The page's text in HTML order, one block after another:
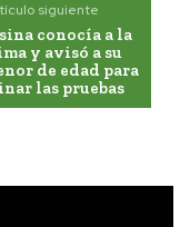
siguiente
conocía a la
y avisó a su
de edad para
las pruebas